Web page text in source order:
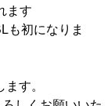
ます
も初になりま
す。